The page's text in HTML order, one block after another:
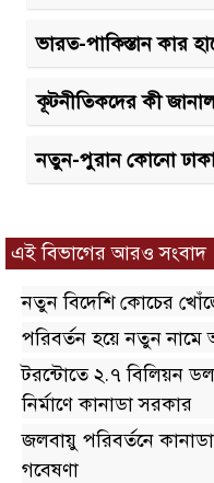
ভারত-পাকিস্তান কার
কূটনীতিকদের কী
নতুন-পুরান কোনো
এই বিভাগের আরও সংবাদ
নতুন বিদেশি কোচের
পরিবর্তন হয়ে নতুন নামে
টরন্টোতে ২.৭ বিলিয়ন
নির্মাণে কানাডা সরকার
জলবায়ু পরিবর্তনে
গবেষণা